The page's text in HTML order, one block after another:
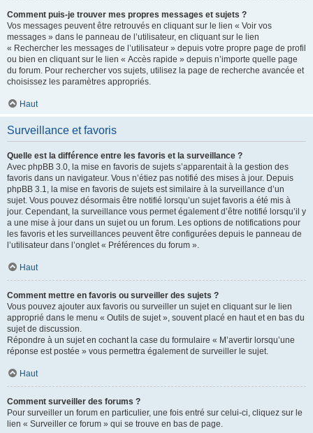
Comment puis-je trouver mes propres messages et sujets ?
Vos messages peuvent être retrouvés en cliquant sur le lien « Voir vos
messages » dans le panneau de l’utilisateur, en cliquant sur le lien
« Rechercher les messages de l’utilisateur » depuis votre propre page de profil
ou bien en cliquant sur le lien « Accès rapide » depuis n’importe quelle page
du forum. Pour rechercher vos sujets, utilisez la page de recherche avancée et
choisissez les paramètres appropriés.
Haut
Surveillance et favoris
Quelle est la différence entre les favoris et la surveillance ?
Avec phpBB 3.0, la mise en favoris de sujets s’apparentait à la gestion des
favoris dans un navigateur. Vous n’étiez pas notifié des mises à jour. Depuis
phpBB 3.1, la mise en favoris de sujets est similaire à la surveillance d’un
sujet. Vous pouvez désormais être notifié lorsqu’un sujet favoris a été mis à
jour. Cependant, la surveillance vous permet également d’être notifié lorsqu’il y
a une mise à jour dans un sujet ou un forum. Les options de notifications pour
les favoris et les surveillances peuvent être configurées depuis le panneau de
l’utilisateur dans l’onglet « Préférences du forum ».
Haut
Comment mettre en favoris ou surveiller des sujets ?
Vous pouvez ajouter aux favoris ou surveiller un sujet en cliquant sur le lien
approprié dans le menu « Outils de sujet », souvent placé en haut et en bas du
sujet de discussion.
Répondre à un sujet en cochant la case du formulaire « M’avertir lorsqu’une
réponse est postée » vous permettra également de surveiller le sujet.
Haut
Comment surveiller des forums ?
Pour surveiller un forum en particulier, une fois entré sur celui-ci, cliquez sur le
lien « Surveiller ce forum » qui se trouve en bas de page.